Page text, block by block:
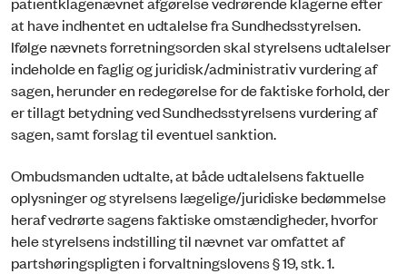
at have indhentet en udtalelse fra Sundhedsstyrelsen.
Ifølge nævnets forretningsorden skal styrelsens udtalelser
indeholde en faglig og juridisk/administrativ vurdering af
sagen, herunder en redegørelse for de faktiske forhold, der
er tillagt betydning ved Sundhedsstyrelsens vurdering af
sagen, samt forslag til eventuel sanktion.
Ombudsmanden udtalte, at både udtalelsens faktuelle
oplysninger og styrelsens lægelige/juridiske bedømmelse
heraf vedrørte sagens faktiske omstændigheder, hvorfor
hele styrelsens indstilling til nævnet var omfattet af
partshøringspligten i forvaltningslovens § 19, stk. 1.